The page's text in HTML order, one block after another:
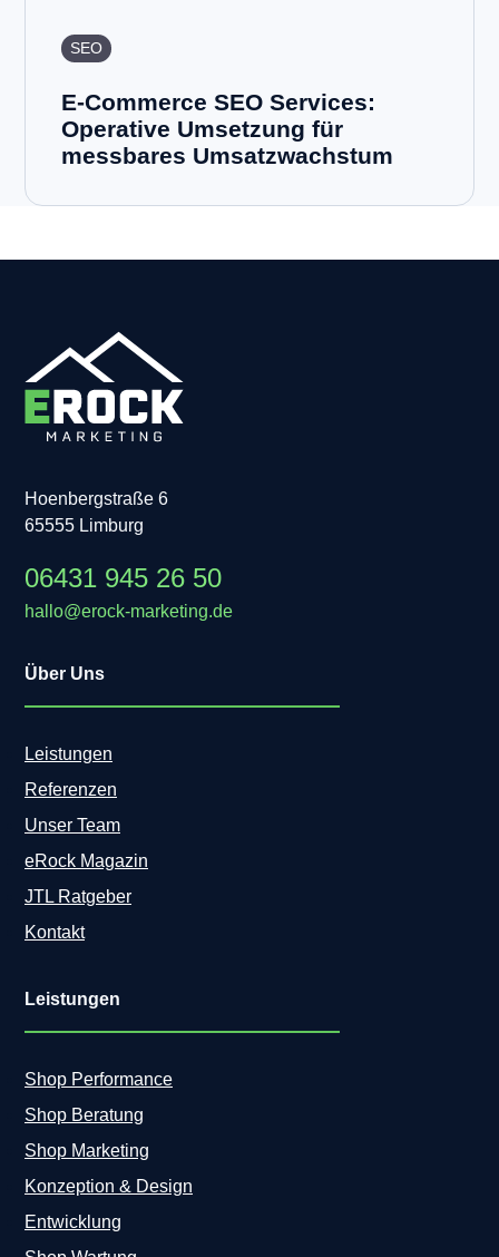
SEO
E-Commerce SEO Services:
Operative Umsetzung für
messbares Umsatzwachstum
Hoenbergstraße 6
65555 Limburg
06431 945 26 50
hallo@erock-marketing.de
Über Uns
Leistungen
Referenzen
Unser Team
eRock Magazin
JTL Ratgeber
Kontakt
Leistungen
Shop Performance
Shop Beratung
Shop Marketing
Konzeption & Design
Entwicklung